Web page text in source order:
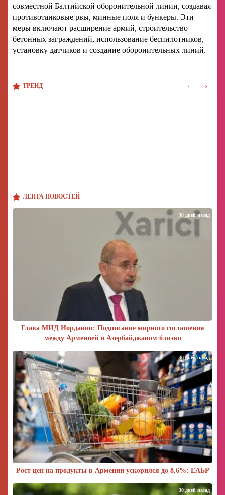
ЛЕНТА НОВОСТЕЙ
Глава МИД Иордании: Подписание мирного соглашения
между Арменией и Азербайджаном близко
30 дней назад
Рост цен на продукты в Армении ускорился до 8,6%: ЕАБР
30 дней назад
30 дней назад
совместной Балтийской оборонительной линии, создавая
противотанковые рвы, минные поля и бункеры. Эти
меры включают расширение армий, строительство
бетонных заграждений, использование беспилотников,
установку датчиков и создание оборонительных линий.
ТРЕНД ‹ ›